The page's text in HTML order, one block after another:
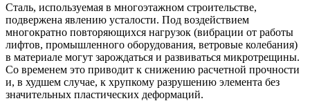
Сталь, используемая в многоэтажном строительстве,
подвержена явлению усталости. Под воздействием
многократно повторяющихся нагрузок (вибрации от работы
лифтов, промышленного оборудования, ветровые колебания)
в материале могут зарождаться и развиваться микротрещины.
Со временем это приводит к снижению расчетной прочности
и, в худшем случае, к хрупкому разрушению элемента без
значительных пластических деформаций.